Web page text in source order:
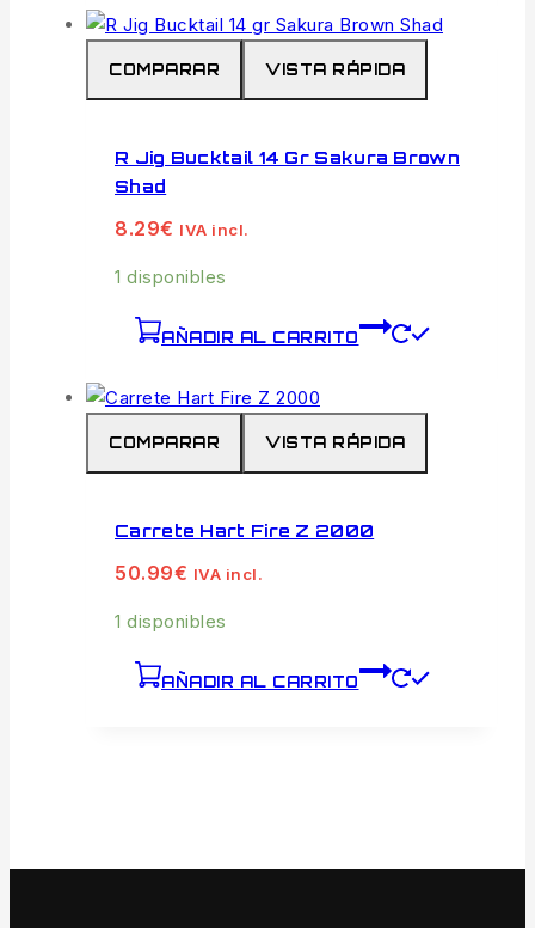
COMPARAR VISTA RÁPIDA
R Jig Bucktail 14 Gr Sakura Brown
Shad
8.29€ IVA incl.
1 disponibles
AÑADIR AL CARRITO
COMPARAR VISTA RÁPIDA
Carrete Hart Fire Z 2000
50.99€ IVA incl.
1 disponibles
AÑADIR AL CARRITO